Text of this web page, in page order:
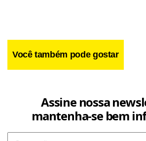
Você também pode gostar
Assine nossa
mantenha-se bem